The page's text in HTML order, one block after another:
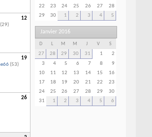
12
(29)
19
(53)
26
22
23 24 25 26 27
28
29
30 1 2 3 4 5
Janvier 2016
D L M M J V S
27 28 29 30 31 1
2
3
4 5 6 7 8
9
10
11 12 13 14 15
16
17
18 19 20 21 22
23
24
25 26 27 28 29
30
31
1 2 3 4 5 6